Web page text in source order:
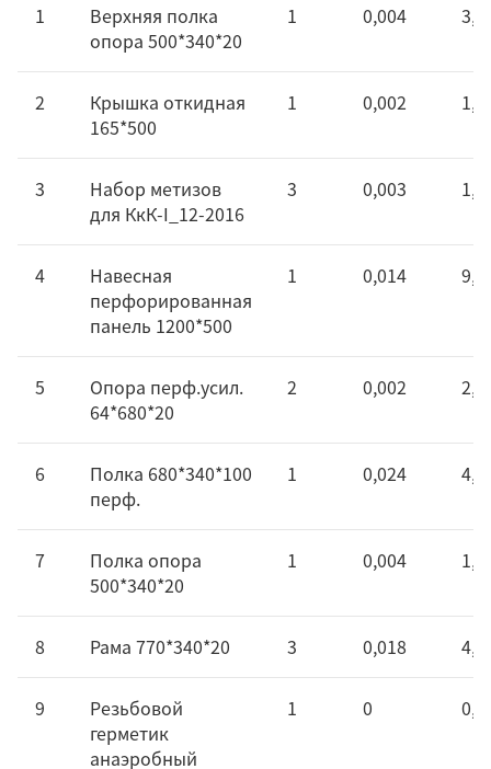
1
Верхняя полка
опора 500*340*20
1 0,004
2
Крышка откидная
165*500
1 0,002
3
Набор метизов
для КкК-I_12-2016
3 0,003 1,4
4
Навесная
перфорированная
панель 1200*500
1 0,014 9,8
5
Опора перф.усил.
64*680*20
2 0,002
6
Полка 680*340*100
перф.
1 0,024
7
Полка опора
500*340*20
1 0,004
8 Рама 770*340*20 3 0,018
9
Резьбовой
герметик
анаэробный
1 0